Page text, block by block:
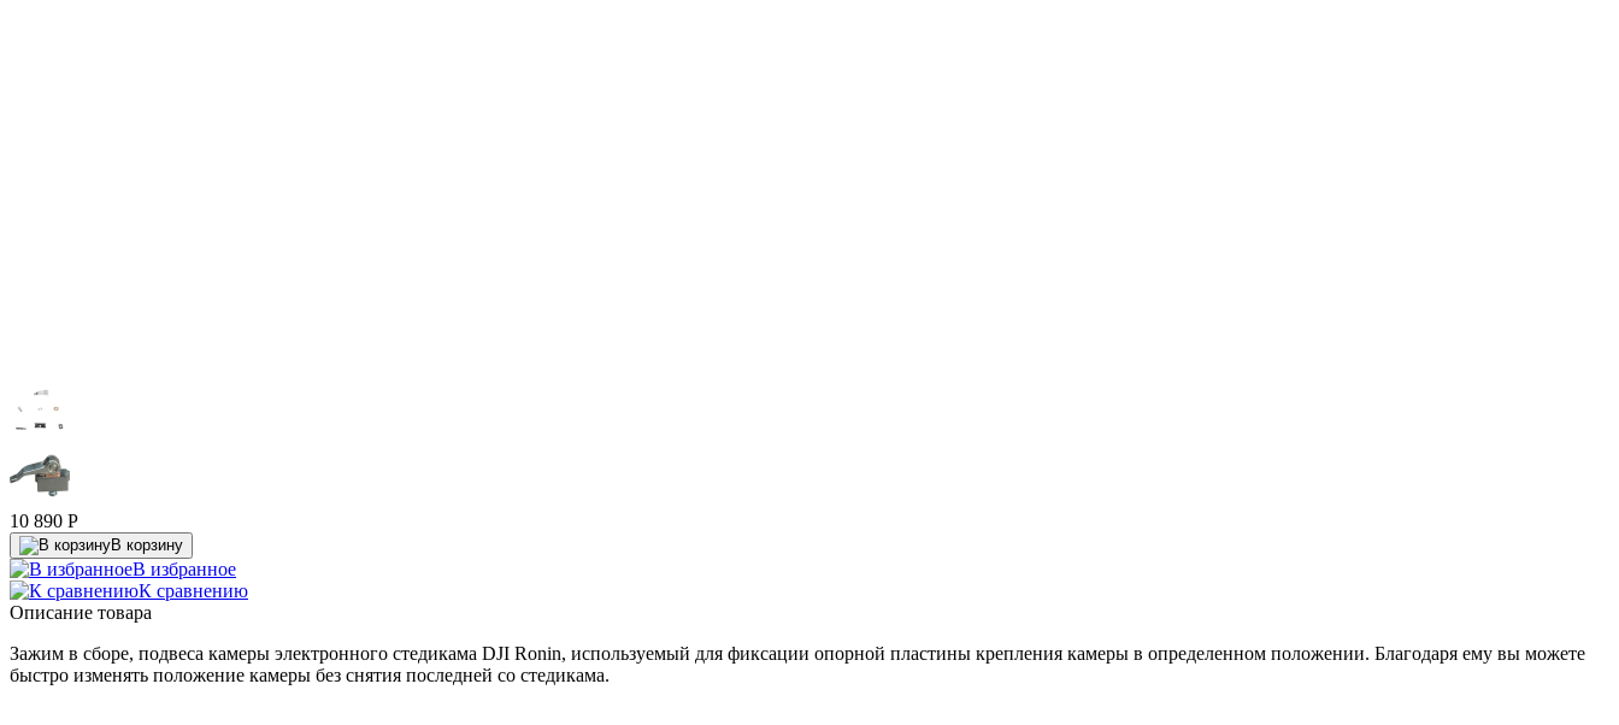
10 890 P
В корзину
В избранное
К сравнению
Описание товара
Зажим в сборе, подвеса камеры электронного стедикама DJI Ronin, используемый для фиксации опорной пластины крепления камеры в определенном положении. Благодаря ему вы можете
быстро изменять положение камеры без снятия последней со стедикама.